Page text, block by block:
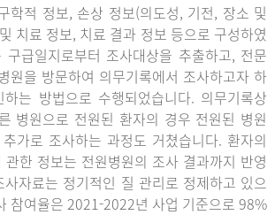
학적 정보, 손상 정보(의도성, 기전, 장소 및
치료 정보, 치료 결과 정보 등으로 구성하였
구급일지로부터 조사대상을 추출하고, 전문
원을 방문하여 의무기록에서 조사하고자 하
는 방법으로 수행되었습니다. 의무기록상
병원으로 전원된 환자의 경우 전원된 병원
가로 조사하는 과정도 거쳤습니다. 환자의
관한 정보는 전원병원의 조사 결과까지 반영
사자료는 정기적인 질 관리로 정제하고 있으
참여율은 2021-2022년 사업 기준으로 98%